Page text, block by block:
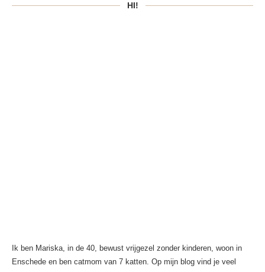
HI!
Ik ben Mariska, in de 40, bewust vrijgezel zonder kinderen, woon in
Enschede en ben catmom van 7 katten. Op mijn blog vind je veel